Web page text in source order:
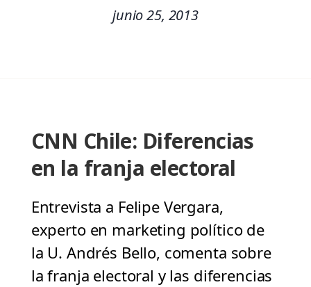
junio 25, 2013
CNN Chile: Diferencias
en la franja electoral
Entrevista a Felipe Vergara,
experto en marketing político de
la U. Andrés Bello, comenta sobre
la franja electoral y las diferencias